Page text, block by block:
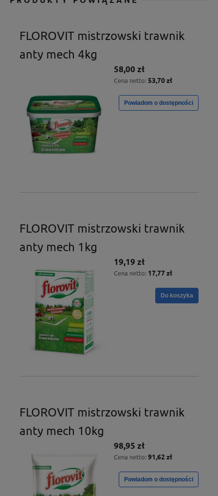
FLOROVIT mistrzowski trawnik
anty mech 4kg
58,00 zł
Cena netto: 53,70 zł
Powiadom o dostępności
FLOROVIT mistrzowski trawnik
anty mech 1kg
19,19 zł
Cena netto: 17,77 zł
Do koszyka
FLOROVIT mistrzowski trawnik
anty mech 10kg
98,95 zł
Cena netto: 91,62 zł
Powiadom o dostępności